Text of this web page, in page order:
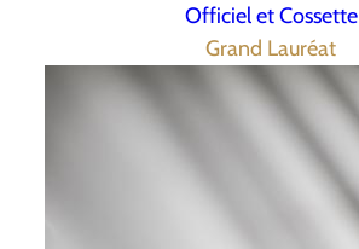
Officiel et Cossette
Grand Lauréat